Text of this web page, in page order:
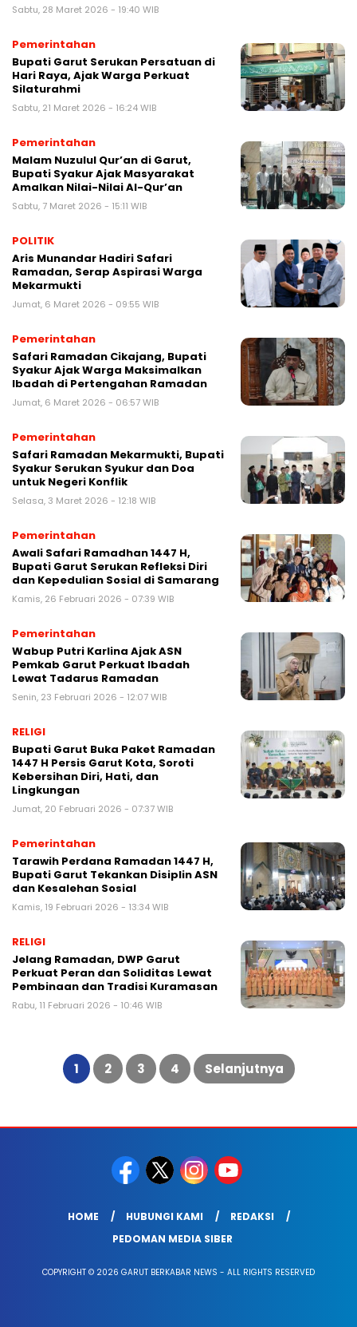
Sabtu, 28 Maret 2026 - 19:40 WIB
Pemerintahan
Bupati Garut Serukan Persatuan di
Hari Raya, Ajak Warga Perkuat
Silaturahmi
Sabtu, 21 Maret 2026 - 16:24 WIB
Pemerintahan
Malam Nuzulul Qur’an di Garut,
Bupati Syakur Ajak Masyarakat
Amalkan Nilai-Nilai Al-Qur’an
Sabtu, 7 Maret 2026 - 15:11 WIB
POLITIK
Aris Munandar Hadiri Safari
Ramadan, Serap Aspirasi Warga
Mekarmukti
Jumat, 6 Maret 2026 - 09:55 WIB
Pemerintahan
Safari Ramadan Cikajang, Bupati
Syakur Ajak Warga Maksimalkan
Ibadah di Pertengahan Ramadan
Jumat, 6 Maret 2026 - 06:57 WIB
Pemerintahan
Safari Ramadan Mekarmukti, Bupati
Syakur Serukan Syukur dan Doa
untuk Negeri Konflik
Selasa, 3 Maret 2026 - 12:18 WIB
Pemerintahan
Awali Safari Ramadhan 1447 H,
Bupati Garut Serukan Refleksi Diri
dan Kepedulian Sosial di Samarang
Kamis, 26 Februari 2026 - 07:39 WIB
Pemerintahan
Wabup Putri Karlina Ajak ASN
Pemkab Garut Perkuat Ibadah
Lewat Tadarus Ramadan
Senin, 23 Februari 2026 - 12:07 WIB
RELIGI
Bupati Garut Buka Paket Ramadan
1447 H Persis Garut Kota, Soroti
Kebersihan Diri, Hati, dan
Lingkungan
Jumat, 20 Februari 2026 - 07:37 WIB
Pemerintahan
Tarawih Perdana Ramadan 1447 H,
Bupati Garut Tekankan Disiplin ASN
dan Kesalehan Sosial
Kamis, 19 Februari 2026 - 13:34 WIB
RELIGI
Jelang Ramadan, DWP Garut
Perkuat Peran dan Soliditas Lewat
Pembinaan dan Tradisi Kuramasan
Rabu, 11 Februari 2026 - 10:46 WIB
Paginasi
1 2 3 4 Selanjutnya
HOME HUBUNGI KAMI
REDAKSI
PEDOMAN MEDIA SIBER
COPYRIGHT © 2026 GARUT BERKABAR NEWS - ALL RIGHTS RESERVED